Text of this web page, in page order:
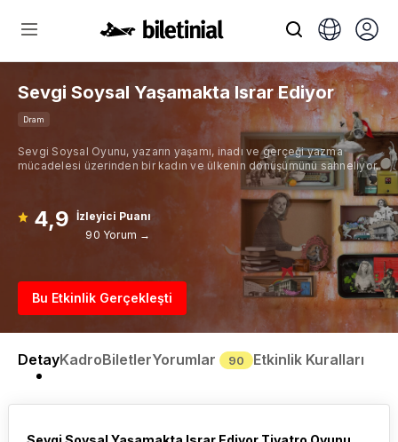
Sevgi Soysal Yaşamakta Israr Ediyor
Dram
Sevgi Soysal Oyunu, yazarın yaşamı, inadı ve gerçeği yazma
mücadelesi üzerinden bir kadın ve ülkenin dönüşümünü sahneliyor.
4,9 İzleyici Puanı
90 Yorum →
Bu Etkinlik Gerçekleşti
DetayKadroBiletlerYorumlar 90 Etkinlik Kuralları